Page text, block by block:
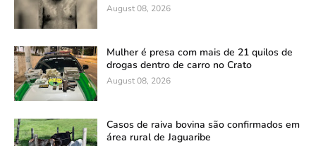
August 08, 2026
Mulher é presa com mais de 21 quilos de
drogas dentro de carro no Crato
August 08, 2026
Casos de raiva bovina são confirmados em
área rural de Jaguaribe